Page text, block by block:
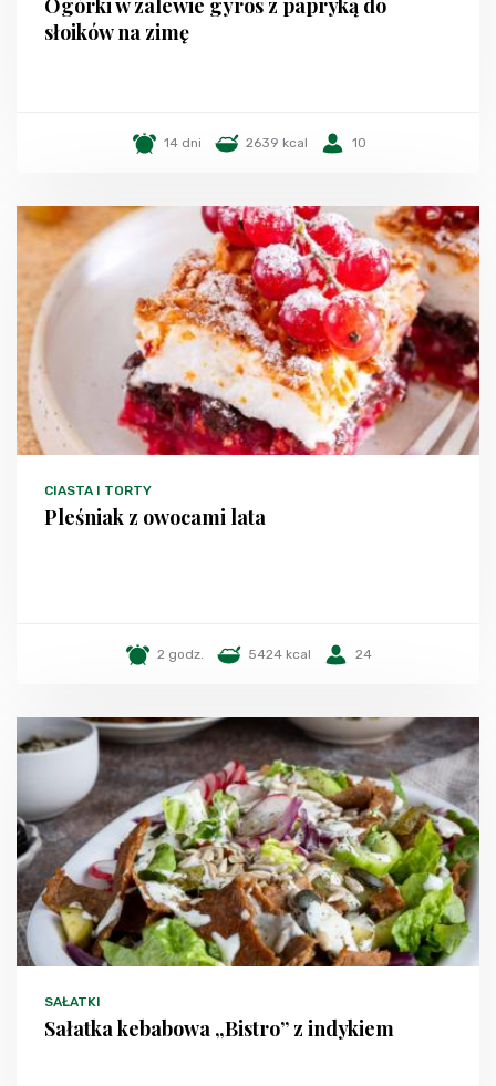
Ogórki w zalewie gyros z papryką do
słoików na zimę
14 dni 2639 kcal 10
CIASTA I TORTY
Pleśniak z owocami lata
2 godz. 5424 kcal 24
SAŁATKI
Sałatka kebabowa „Bistro” z indykiem